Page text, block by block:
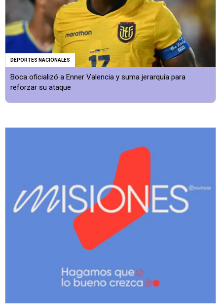
DEPORTES NACIONALES
Boca oficializó a Enner Valencia y suma jerarquía para
reforzar su ataque